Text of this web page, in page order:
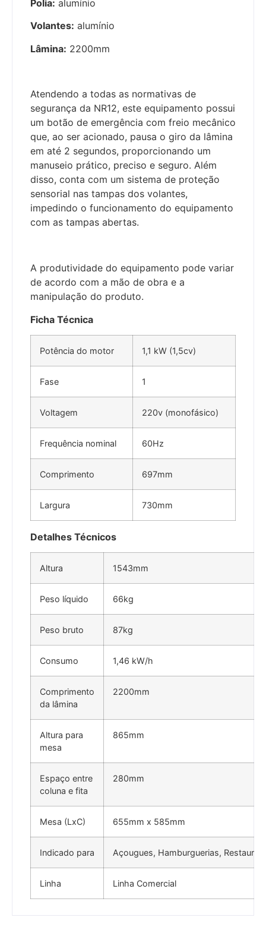
Polia: alumínio
Volantes: alumínio
Lâmina: 2200mm
Atendendo a todas as normativas de
segurança da NR12, este equipamento possui
um botão de emergência com freio mecânico
que, ao ser acionado, pausa o giro da lâmina
em até 2 segundos, proporcionando um
manuseio prático, preciso e seguro. Além
disso, conta com um sistema de proteção
sensorial nas tampas dos volantes,
impedindo o funcionamento do equipamento
com as tampas abertas.
A produtividade do equipamento pode variar
de acordo com a mão de obra e a
manipulação do produto.
Ficha Técnica
Potência do motor 1,1 kW (1,5cv)
Fase 1
Voltagem 220v (monofásico)
Frequência nominal 60Hz
Comprimento 697mm
Largura 730mm
Detalhes Técnicos
Altura 1543mm
Peso líquido 66kg
Peso bruto 87kg
Consumo 1,46 kW/h
Comprimento
da lâmina
2200mm
Altura para
mesa
865mm
Espaço entre
coluna e fita
280mm
Mesa (LxC) 655mm x 585mm
Indicado para Açougues, Hamburguerias,
Linha Linha Comercial